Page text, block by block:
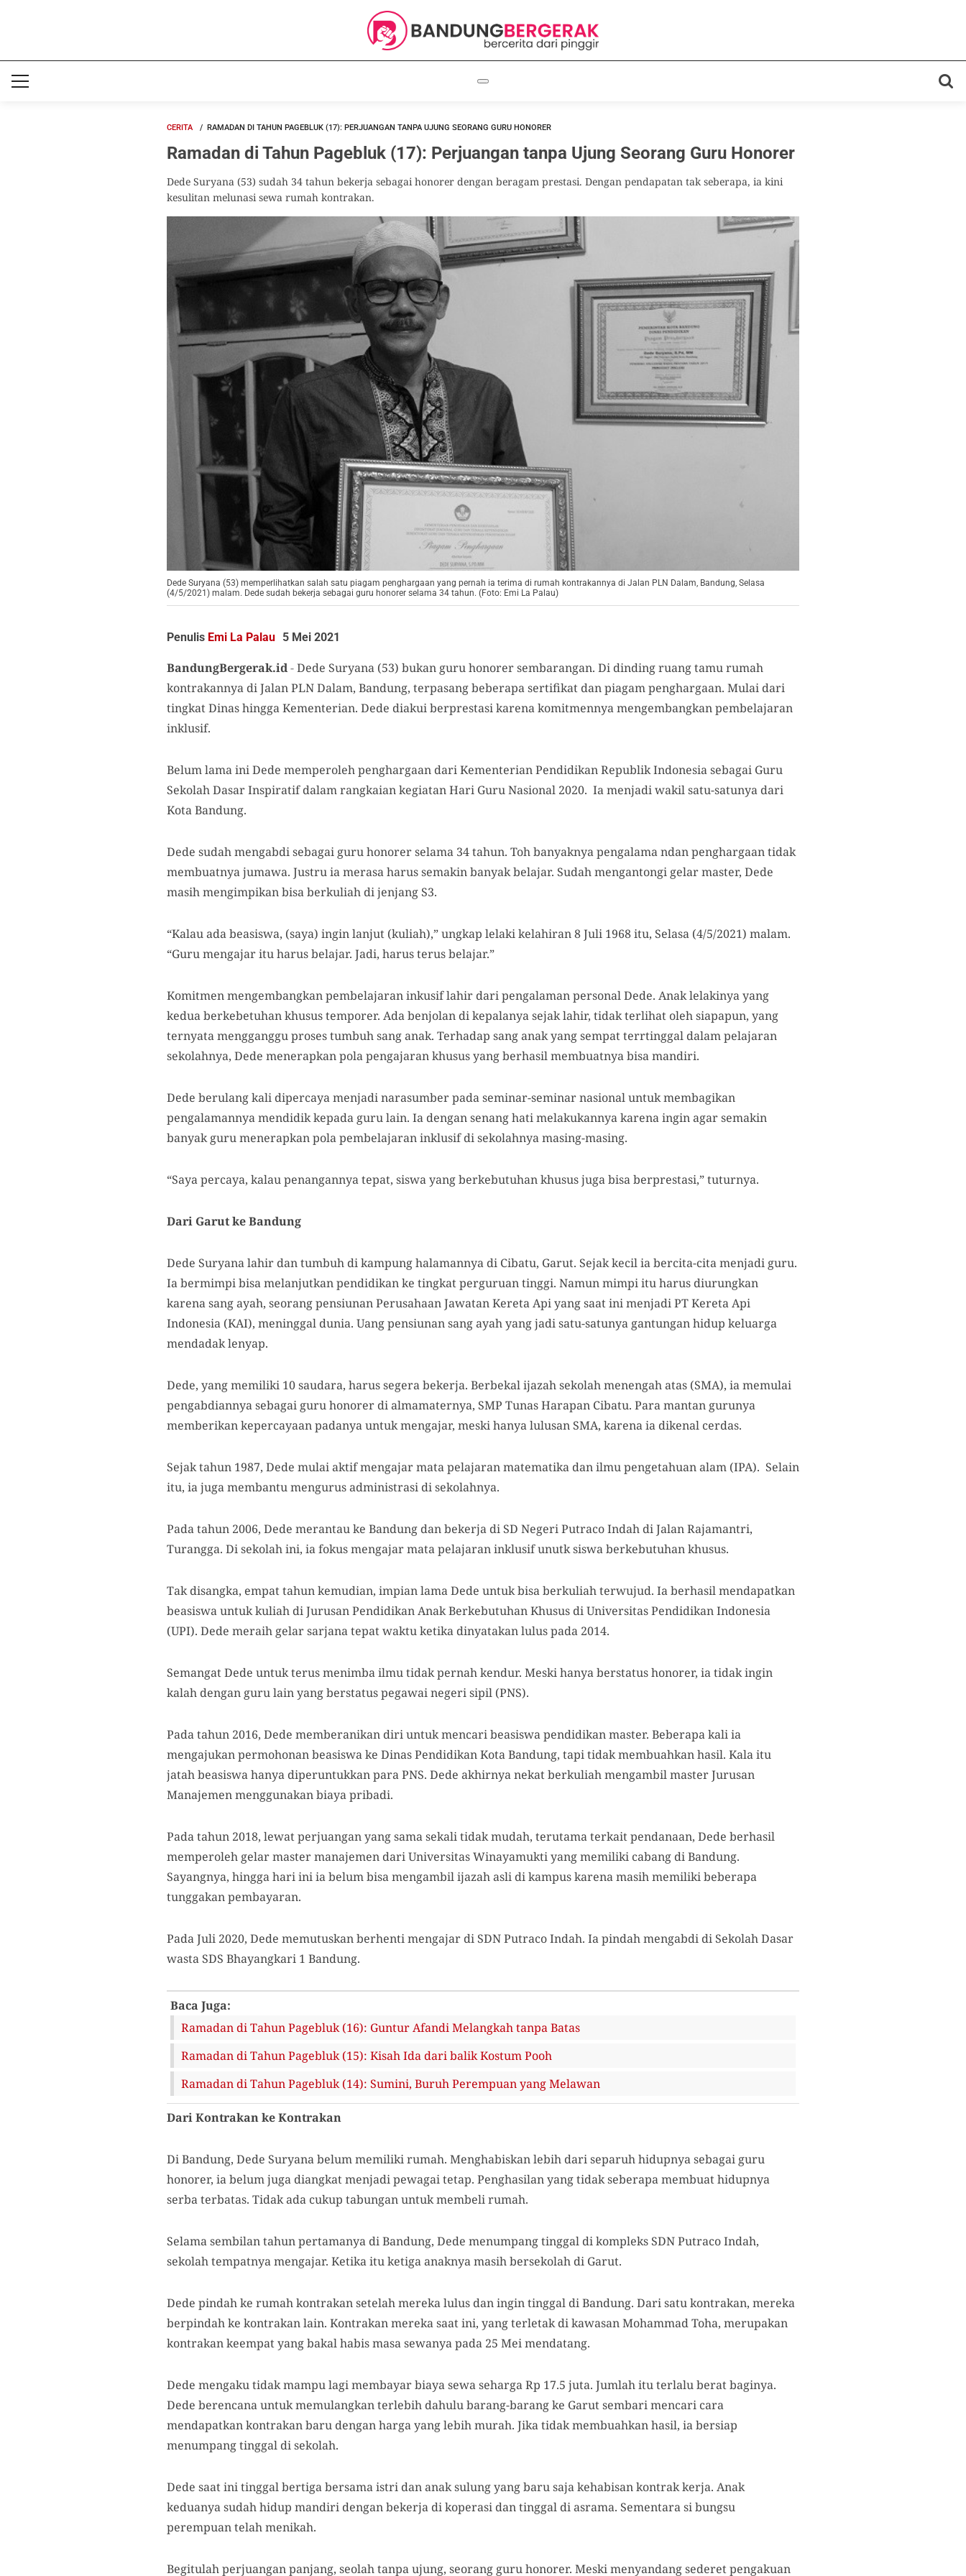
CERITA RAMADAN DI TAHUN PAGEBLUK (17): PERJUANGAN TANPA UJUNG SEORANG GURU HONORER
Ramadan di Tahun Pagebluk (17): Perjuangan tanpa Ujung Seorang Guru Honorer
Dede Suryana (53) sudah 34 tahun bekerja sebagai honorer dengan beragam prestasi. Dengan pendapatan tak seberapa, ia kini
kesulitan melunasi sewa rumah kontrakan.
Dede Suryana (53) memperlihatkan salah satu piagam penghargaan yang pernah ia terima di rumah kontrakannya di Jalan PLN Dalam, Bandung, Selasa
(4/5/2021) malam. Dede sudah bekerja sebagai guru honorer selama 34 tahun. (Foto: Emi La Palau)
Penulis Emi La Palau 5 Mei 2021
BandungBergerak.id-Dede Suryana (53) bukan guru honorer sembarangan. Di dinding ruang tamu rumah
kontrakannya di Jalan PLN Dalam, Bandung, terpasang beberapa sertifikat dan piagam penghargaan. Mulai dari
tingkat Dinas hingga Kementerian. Dede diakui berprestasi karena komitmennya mengembangkan pembelajaran
inklusif.
Belum lama ini Dede memperoleh penghargaan dari Kementerian Pendidikan Republik Indonesia sebagai Guru
Sekolah Dasar Inspiratif dalam rangkaian kegiatan Hari Guru Nasional 2020. Ia menjadi wakil satu-satunya dari
Kota Bandung.
Dede sudah mengabdi sebagai guru honorer selama 34 tahun. Toh banyaknya pengalama ndan penghargaan tidak
membuatnya jumawa. Justru ia merasa harus semakin banyak belajar. Sudah mengantongi gelar master, Dede
masih mengimpikan bisa berkuliah di jenjang S3.
“Kalau ada beasiswa, (saya) ingin lanjut (kuliah),” ungkap lelaki kelahiran 8 Juli 1968 itu, Selasa (4/5/2021) malam.
“Guru mengajar itu harus belajar. Jadi, harus terus belajar.”
Komitmen mengembangkan pembelajaran inkusif lahir dari pengalaman personal Dede. Anak lelakinya yang
kedua berkebetuhan khusus temporer. Ada benjolan di kepalanya sejak lahir, tidak terlihat oleh siapapun, yang
ternyata mengganggu proses tumbuh sang anak. Terhadap sang anak yang sempat terrtinggal dalam pelajaran
sekolahnya, Dede menerapkan pola pengajaran khusus yang berhasil membuatnya bisa mandiri.
Dede berulang kali dipercaya menjadi narasumber pada seminar-seminar nasional untuk membagikan
pengalamannya mendidik kepada guru lain. Ia dengan senang hati melakukannya karena ingin agar semakin
banyak guru menerapkan pola pembelajaran inklusif di sekolahnya masing-masing.
“Saya percaya, kalau penangannya tepat, siswa yang berkebutuhan khusus juga bisa berprestasi,” tuturnya.
Dari Garut ke Bandung
Dede Suryana lahir dan tumbuh di kampung halamannya di Cibatu, Garut. Sejak kecil ia bercita-cita menjadi guru.
Ia bermimpi bisa melanjutkan pendidikan ke tingkat perguruan tinggi. Namun mimpi itu harus diurungkan
karena sang ayah, seorang pensiunan Perusahaan Jawatan Kereta Api yang saat ini menjadi PT Kereta Api
Indonesia (KAI), meninggal dunia. Uang pensiunan sang ayah yang jadi satu-satunya gantungan hidup keluarga
mendadak lenyap.
Dede, yang memiliki 10 saudara, harus segera bekerja. Berbekal ijazah sekolah menengah atas (SMA), ia memulai
pengabdiannya sebagai guru honorer di almamaternya, SMP Tunas Harapan Cibatu. Para mantan gurunya
memberikan kepercayaan padanya untuk mengajar, meski hanya lulusan SMA, karena ia dikenal cerdas.
Sejak tahun 1987, Dede mulai aktif mengajar mata pelajaran matematika dan ilmu pengetahuan alam (IPA). Selain
itu, ia juga membantu mengurus administrasi di sekolahnya.
Pada tahun 2006, Dede merantau ke Bandung dan bekerja di SD Negeri Putraco Indah di Jalan Rajamantri,
Turangga. Di sekolah ini, ia fokus mengajar mata pelajaran inklusif unutk siswa berkebutuhan khusus.
Tak disangka, empat tahun kemudian, impian lama Dede untuk bisa berkuliah terwujud. Ia berhasil mendapatkan
beasiswa untuk kuliah di Jurusan Pendidikan Anak Berkebutuhan Khusus di Universitas Pendidikan Indonesia
(UPI). Dede meraih gelar sarjana tepat waktu ketika dinyatakan lulus pada 2014.
Semangat Dede untuk terus menimba ilmu tidak pernah kendur. Meski hanya berstatus honorer, ia tidak ingin
kalah dengan guru lain yang berstatus pegawai negeri sipil (PNS).
Pada tahun 2016, Dede memberanikan diri untuk mencari beasiswa pendidikan master. Beberapa kali ia
mengajukan permohonan beasiswa ke Dinas Pendidikan Kota Bandung, tapi tidak membuahkan hasil. Kala itu
jatah beasiswa hanya diperuntukkan para PNS. Dede akhirnya nekat berkuliah mengambil master Jurusan
Manajemen menggunakan biaya pribadi.
Pada tahun 2018, lewat perjuangan yang sama sekali tidak mudah, terutama terkait pendanaan, Dede berhasil
memperoleh gelar master manajemen dari Universitas Winayamukti yang memiliki cabang di Bandung.
Sayangnya, hingga hari ini ia belum bisa mengambil ijazah asli di kampus karena masih memiliki beberapa
tunggakan pembayaran.
Pada Juli 2020, Dede memutuskan berhenti mengajar di SDN Putraco Indah. Ia pindah mengabdi di Sekolah Dasar
wasta SDS Bhayangkari 1 Bandung.
Baca Juga:
Ramadan di Tahun Pagebluk (16): Guntur Afandi Melangkah tanpa Batas
Ramadan di Tahun Pagebluk (15): Kisah Ida dari balik Kostum Pooh
Ramadan di Tahun Pagebluk (14): Sumini, Buruh Perempuan yang Melawan
Dari Kontrakan ke Kontrakan
Di Bandung, Dede Suryana belum memiliki rumah. Menghabiskan lebih dari separuh hidupnya sebagai guru
honorer, ia belum juga diangkat menjadi pewagai tetap. Penghasilan yang tidak seberapa membuat hidupnya
serba terbatas. Tidak ada cukup tabungan untuk membeli rumah.
Selama sembilan tahun pertamanya di Bandung, Dede menumpang tinggal di kompleks SDN Putraco Indah,
sekolah tempatnya mengajar. Ketika itu ketiga anaknya masih bersekolah di Garut.
Dede pindah ke rumah kontrakan setelah mereka lulus dan ingin tinggal di Bandung. Dari satu kontrakan, mereka
berpindah ke kontrakan lain. Kontrakan mereka saat ini, yang terletak di kawasan Mohammad Toha, merupakan
kontrakan keempat yang bakal habis masa sewanya pada 25 Mei mendatang.
Dede mengaku tidak mampu lagi membayar biaya sewa seharga Rp 17.5 juta. Jumlah itu terlalu berat baginya.
Dede berencana untuk memulangkan terlebih dahulu barang-barang ke Garut sembari mencari cara
mendapatkan kontrakan baru dengan harga yang lebih murah. Jika tidak membuahkan hasil, ia bersiap
menumpang tinggal di sekolah.
Dede saat ini tinggal bertiga bersama istri dan anak sulung yang baru saja kehabisan kontrak kerja. Anak
keduanya sudah hidup mandiri dengan bekerja di koperasi dan tinggal di asrama. Sementara si bungsu
perempuan telah menikah.
Begitulah perjuangan panjang, seolah tanpa ujung, seorang guru honorer. Meski menyandang sederet pengakuan